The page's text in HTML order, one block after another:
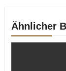
Ähnlicher